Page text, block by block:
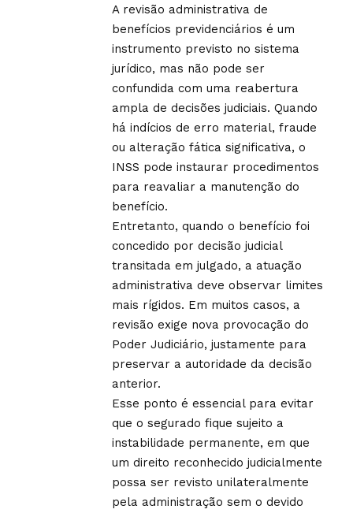
A revisão administrativa de
benefícios previdenciários é um
instrumento previsto no sistema
jurídico, mas não pode ser
confundida com uma reabertura
ampla de decisões judiciais. Quando
há indícios de erro material, fraude
ou alteração fática significativa, o
INSS pode instaurar procedimentos
para reavaliar a manutenção do
benefício.
Entretanto, quando o benefício foi
concedido por decisão judicial
transitada em julgado, a atuação
administrativa deve observar limites
mais rígidos. Em muitos casos, a
revisão exige nova provocação do
Poder Judiciário, justamente para
preservar a autoridade da decisão
anterior.
Esse ponto é essencial para evitar
que o segurado fique sujeito a
instabilidade permanente, em que
um direito reconhecido judicialmente
possa ser revisto unilateralmente
pela administração sem o devido